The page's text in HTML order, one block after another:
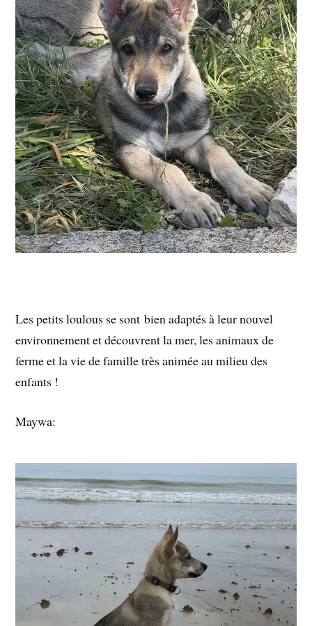
Lespetits loulous se sont bienadaptésàleurnouvel
environnement et découvrent la mer, les animaux de
ferme et la vie de famille très animée au milieu des
enfants !
Maywa: